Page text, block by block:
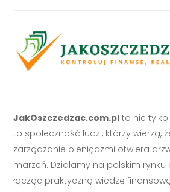
JakOszczedzac.com.pl to nie
to społeczność ludzi, którzy wierzą,
zarządzanie pieniędzmi otwiera
marzeń. Działamy na polskim rynku
łącząc praktyczną wiedzę